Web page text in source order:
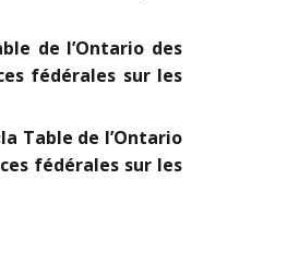
de l’Ontario des
fédérales sur les
Table de l’Ontario
fédérales sur les